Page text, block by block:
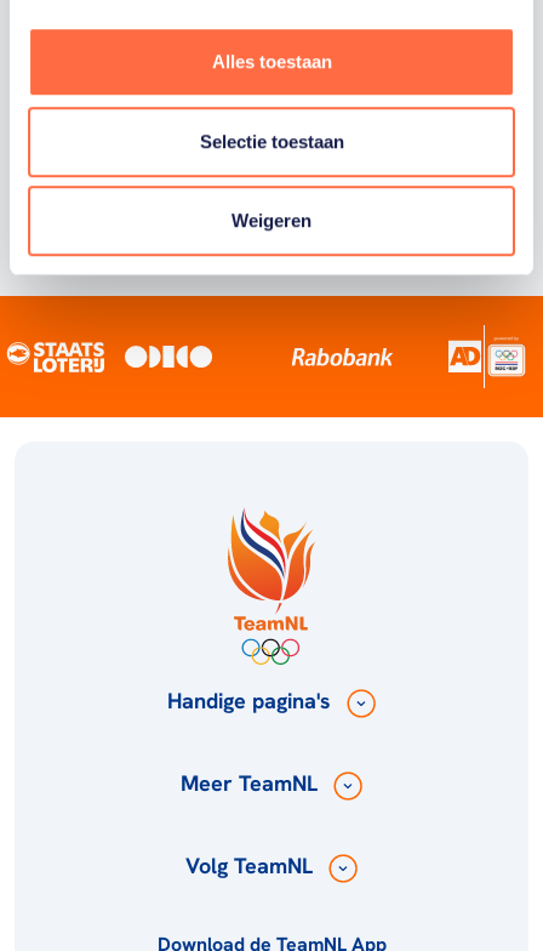
Alles toestaan
Selectie toestaan
Weigeren
Handige pagina's
Meer TeamNL
Volg TeamNL
Download de TeamNL App